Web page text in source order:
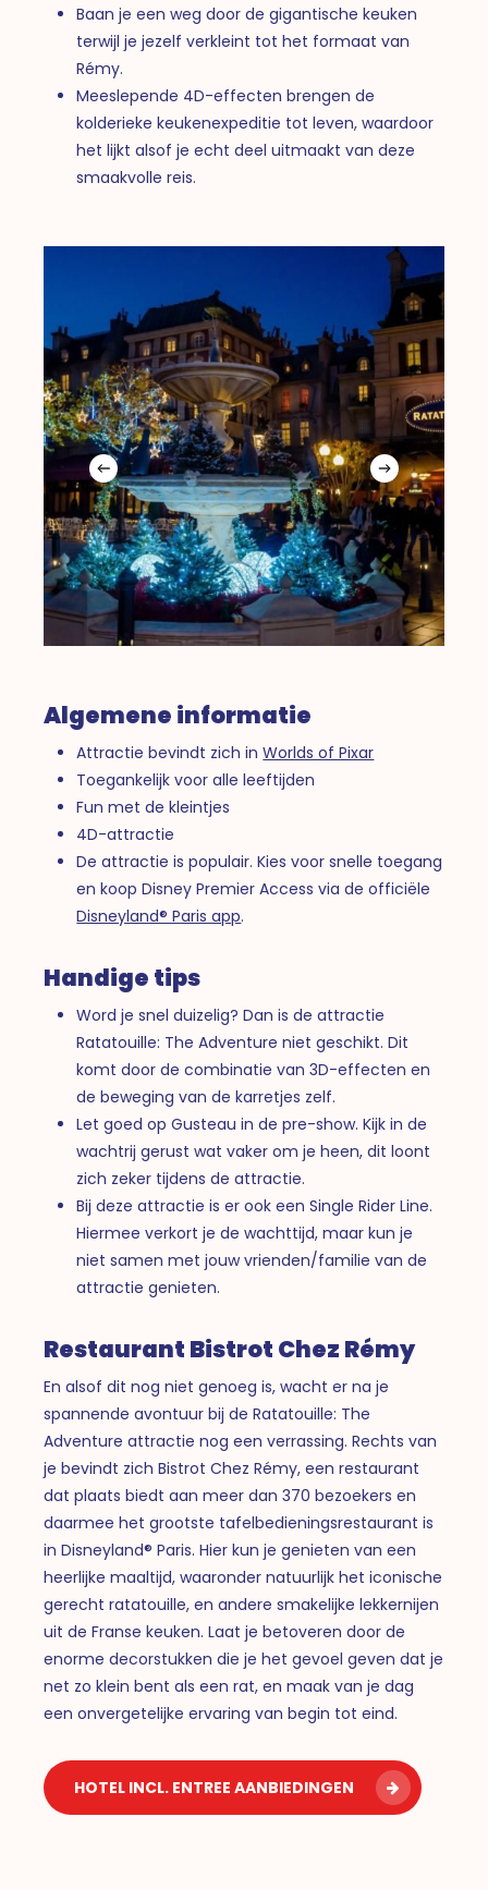
Baan je een weg door de gigantische keuken
terwijl je jezelf verkleint tot het formaat van
Rémy.
Meeslepende 4D-effecten brengen de
kolderieke keukenexpeditie tot leven, waardoor
het lijkt alsof je echt deel uitmaakt van deze
smaakvolle reis.
Algemene informatie
Attractie bevindt zich inWorlds of Pixar
Toegankelijk voor alle leeftijden
Fun met de kleintjes
4D-attractie
De attractie is populair. Kies voor snelle toegang
en koop Disney Premier Access via de officiële
Disneyland® Paris app.
Handige tips
Word je snel duizelig? Dan is de attractie
Ratatouille: The Adventure niet geschikt. Dit
komt door de combinatie van 3D-effecten en
de beweging van de karretjes zelf.
Let goed op Gusteau in de pre-show. Kijk in de
wachtrij gerust wat vaker om je heen, dit loont
zich zeker tijdens de attractie.
Bij deze attractie is er ook een Single Rider Line.
Hiermee verkort je de wachttijd, maar kun je
niet samen met jouw vrienden/familie van de
attractie genieten.
Restaurant Bistrot Chez Rémy
En alsof dit nog niet genoeg is, wacht er na je
spannende avontuur bij de Ratatouille: The
Adventure attractie nog een verrassing. Rechts van
je bevindt zich Bistrot Chez Rémy, een restaurant
dat plaats biedt aan meer dan 370 bezoekers en
daarmee het grootste tafelbedieningsrestaurant is
in Disneyland® Paris. Hier kun je genieten van een
heerlijke maaltijd, waaronder natuurlijk het iconische
gerecht ratatouille, en andere smakelijke lekkernijen
uit de Franse keuken. Laat je betoveren door de
enorme decorstukken die je het gevoel geven dat je
net zo klein bent als een rat, en maak van je dag
een onvergetelijke ervaring van begin tot eind.
HOTEL INCL. ENTREE AANBIEDINGEN